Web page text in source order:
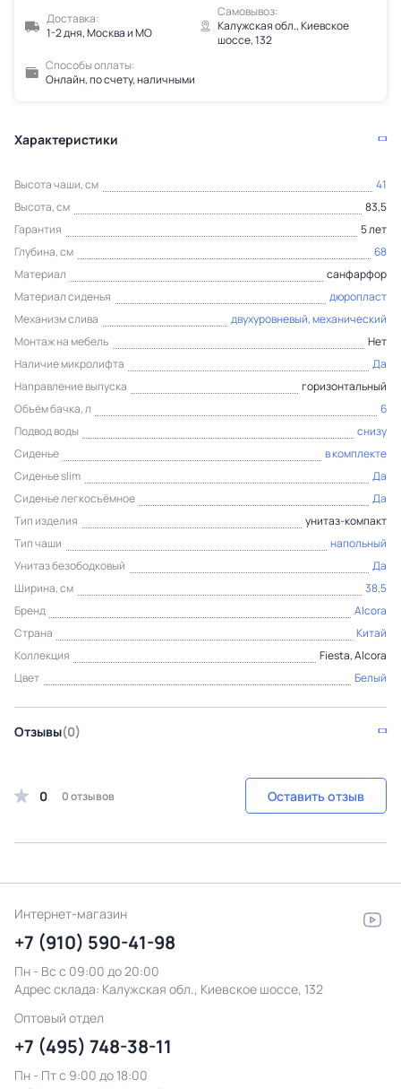
Доставка:
1-2 дня, Москва и МО
Самовывоз:
Калужская обл., Киевское
шоссе, 132
Способы оплаты:
Онлайн, по счету, наличными
Характеристики
Высота чаши, см
41
Высота, см
83,5
Гарантия
5 лет
Глубина, см
68
Материал
санфарфор
Материал сиденья
дюропласт
Механизм слива
двухуровневый, механический
Монтаж на мебель
Нет
Наличие микролифта
Да
Направление выпуска
горизонтальный
Объём бачка, л
6
Подвод воды
снизу
Сиденье
в комплекте
Сиденье slim
Да
Сиденье легкосъёмное
Да
Тип изделия
унитаз-компакт
Тип чаши
напольный
Унитаз безободковый
Да
Ширина, см
38,5
Бренд
Alcora
Страна
Китай
Коллекция
Fiesta, Alcora
Цвет
Белый
Отзывы(0)
0 0 отзывов Оставить отзыв
Интернет-магазин
+7 (910) 590-41-98
Пн - Вс с 09:00 до 20:00
Адрес склада: Калужская обл., Киевское шоссе, 132
Оптовый отдел
+7 (495) 748-38-11
Пн - Пт c 9:00 до 18:00